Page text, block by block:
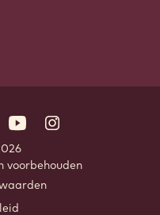
a new window.
in a new window.
Opens in a new
YouTubeInstagram
voorbehouden